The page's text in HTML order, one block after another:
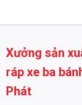
Xưởng sản
ráp xe ba
Phát